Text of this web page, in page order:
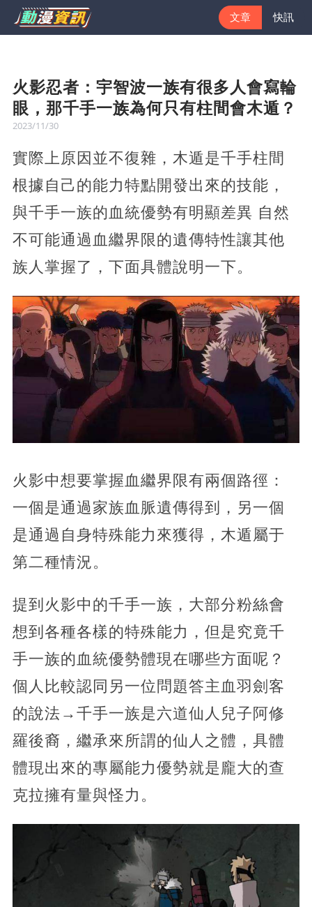
文章 快訊
火影忍者：宇智波一族有很多人會寫輪
眼，那千手一族為何只有柱間會木遁？
2023/11/30
實際上原因並不復雜，木遁是千手柱間
根據自己的能力特點開發出來的技能，
與千手一族的血統優勢有明顯差異 自然
不可能通過血繼界限的遺傳特性讓其他
族人掌握了，下面具體說明一下。
火影中想要掌握血繼界限有兩個路徑：
一個是通過家族血脈遺傳得到，另一個
是通過自身特殊能力來獲得，木遁屬于
第二種情況。
提到火影中的千手一族，大部分粉絲會
想到各種各樣的特殊能力，但是究竟千
手一族的血統優勢體現在哪些方面呢？
個人比較認同另一位問題答主血羽劍客
的說法→千手一族是六道仙人兒子阿修
羅後裔，繼承來所謂的仙人之體，具體
體現出來的專屬能力優勢就是龐大的查
克拉擁有量與怪力。